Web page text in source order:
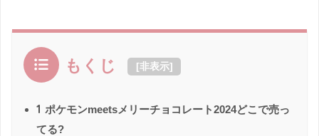
もくじ [非表示]
1 ポケモンmeetsメリーチョコレート2024どこで売っ
てる?